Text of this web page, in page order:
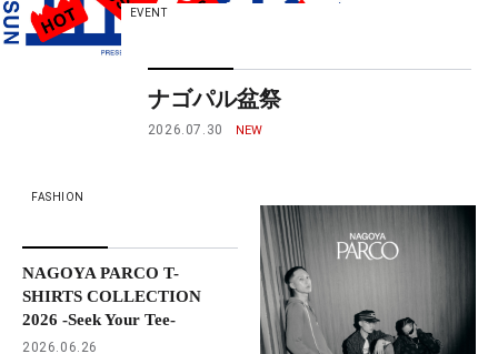
EVENT
ナゴパル盆祭
2026.07.30
FASHION
NAGOYA PARCO T-
SHIRTS COLLECTION
2026 -Seek Your Tee-
2026.06.26